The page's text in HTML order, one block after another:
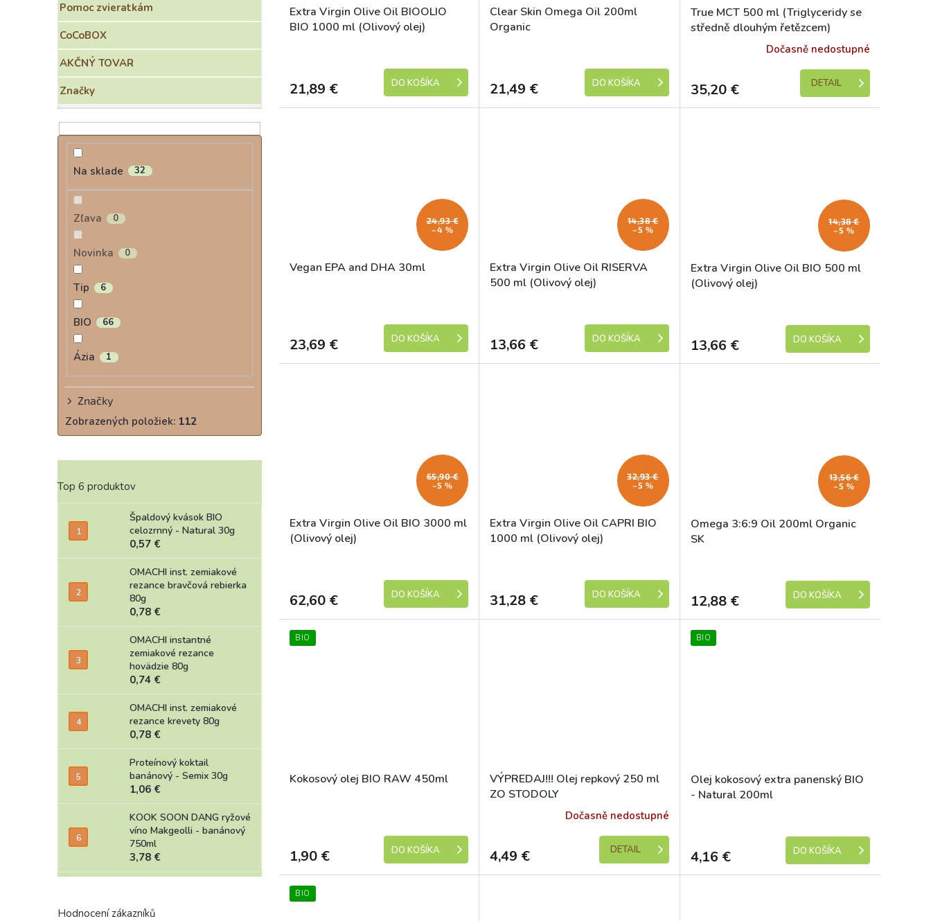
Pomoc zvieratkám
CoCoBOX
AKČNÝ TOVAR
Značky
Na sklade 32
Zľava 0
Novinka 0
Tip 6
BIO 66
Ázia 1
Značky
Zobrazených položiek: 112
Top 6 produktov
Špaldový kvások BIO
celozrnný - Natural 30g
0,57 €
OMACHI inst. zemiakové
rezance bravčová rebierka
80g
0,78 €
OMACHI instantné
zemiakové rezance
hovädzie 80g
0,74 €
OMACHI inst. zemiakové
rezance krevety 80g
0,78 €
Proteínový koktail
banánový - Semix 30g
1,06 €
KOOK SOON DANG ryžové
víno Makgeolli - banánový
750ml
3,78 €
Hodnocení zákazníků
Extra Virgin Olive Oil BIOOLIO
BIO 1000 ml (Olivový olej)
21,89 € DO KOŠÍKA
Clear Skin Omega Oil 200ml
Organic
21,49 € DO KOŠÍKA
True MCT 500 ml (Triglyceridy se
středně dlouhým řetězcem)
Dočasně nedostupné
35,20 € DETAIL
24,93 €
–4 %
Vegan EPA and DHA 30ml
23,69 € DO KOŠÍKA
14,38 €
–5 %
Extra Virgin Olive Oil RISERVA
500 ml (Olivový olej)
13,66 € DO KOŠÍKA
14,38 €
–5 %
Extra Virgin Olive Oil BIO 500 ml
(Olivový olej)
13,66 € DO KOŠÍKA
65,90 €
–5 %
Extra Virgin Olive Oil BIO 3000 ml
(Olivový olej)
62,60 € DO KOŠÍKA
32,93 €
–5 %
Extra Virgin Olive Oil CAPRI BIO
1000 ml (Olivový olej)
31,28 € DO KOŠÍKA
13,56 €
–5 %
Omega 3:6:9 Oil 200ml Organic
SK
12,88 € DO KOŠÍKA
BIO
Kokosový olej BIO RAW 450ml
1,90 € DO KOŠÍKA
VÝPREDAJ!!! Olej repkový 250 ml
ZO STODOLY
Dočasně nedostupné
4,49 € DETAIL
BIO
Olej kokosový extra panenský BIO
- Natural 200ml
4,16 € DO KOŠÍKA
BIO